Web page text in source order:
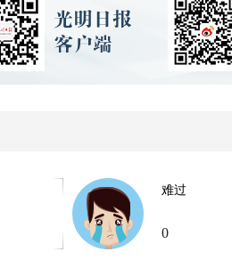
难过
0